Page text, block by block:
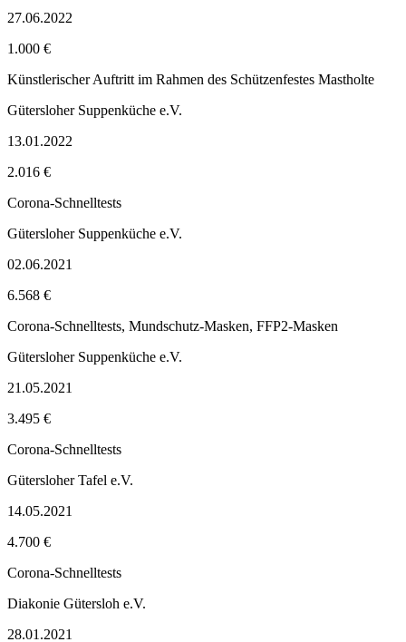
27.06.2022
1.000 €
Künstlerischer Auftritt im Rahmen des Schützenfestes Mastholte
Gütersloher Suppenküche e.V.
13.01.2022
2.016 €
Corona-Schnelltests
Gütersloher Suppenküche e.V.
02.06.2021
6.568 €
Corona-Schnelltests, Mundschutz-Masken, FFP2-Masken
Gütersloher Suppenküche e.V.
21.05.2021
3.495 €
Corona-Schnelltests
Gütersloher Tafel e.V.
14.05.2021
4.700 €
Corona-Schnelltests
Diakonie Gütersloh e.V.
28.01.2021